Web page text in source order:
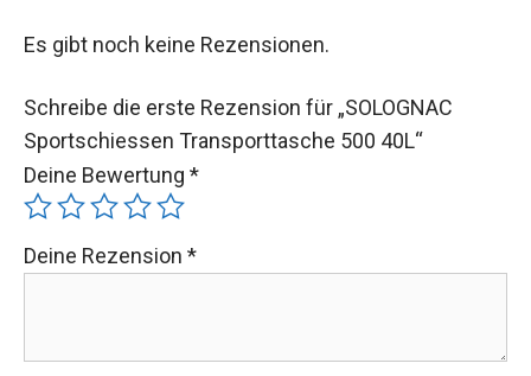
Es gibt noch keine Rezensionen.
Schreibe die erste Rezension für „SOLOGNAC
Sportschiessen Transporttasche 500 40L“
Deine Bewertung *
Deine Rezension *